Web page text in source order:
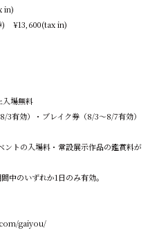
in)
) ¥13,600(tax in)
場無料
有効）・ブレイク券（8/3〜8/7有効）
トの入場料・常設展示作品の鑑賞料が
中のいずれか1日のみ有効。
gaiyou/